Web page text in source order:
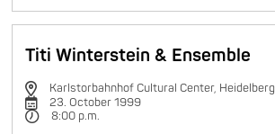
Titi Winterstein & Ensemble
Karlstorbahnhof Cultural Center, Heidelberg
23. October 1999
8:00 p.m.